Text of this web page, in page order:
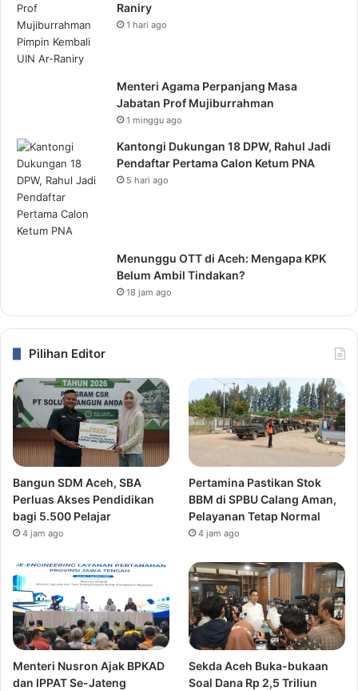
Raniry
1 hari ago
Menteri Agama Perpanjang Masa
Jabatan Prof Mujiburrahman
1 minggu ago
Kantongi Dukungan 18 DPW, Rahul Jadi
Pendaftar Pertama Calon Ketum PNA
5 hari ago
Menunggu OTT di Aceh: Mengapa KPK
Belum Ambil Tindakan?
18 jam ago
Pilihan Editor
Bangun SDM Aceh, SBA
Perluas Akses Pendidikan
bagi 5.500 Pelajar
4 jam ago
Pertamina Pastikan Stok
BBM di SPBU Calang Aman,
Pelayanan Tetap Normal
4 jam ago
Menteri Nusron Ajak BPKAD
dan IPPAT Se-Jateng
Sekda Aceh Buka-bukaan
Soal Dana Rp 2,5 Triliun